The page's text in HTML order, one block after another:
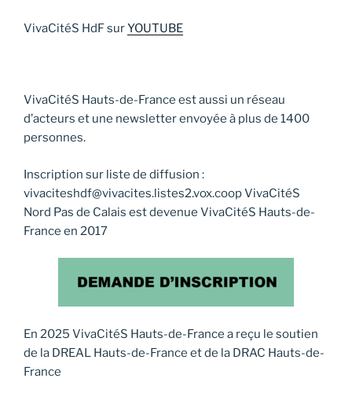
VivaCitéS HdF surYOUTUBE
VivaCitéS Hauts-de-France est aussi un réseau
d’acteurs et une newsletter envoyée à plus de 1400
personnes.
Inscription sur liste de diffusion :
vivaciteshdf@vivacites.listes2.vox.coop VivaCitéS
Nord Pas de Calais est devenue VivaCitéS Hauts-de-
France en 2017
En 2025 VivaCitéS Hauts-de-France a reçu le soutien
de la DREAL Hauts-de-France et de la DRAC Hauts-de-
France